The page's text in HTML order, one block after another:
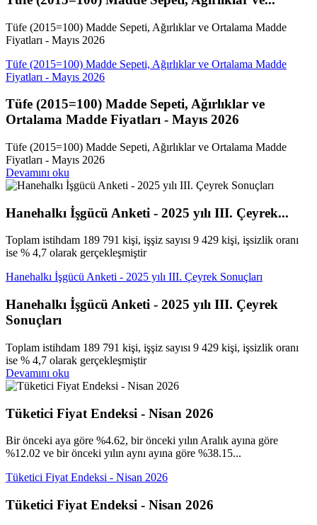
Tüfe (2015=100) Madde Sepeti, Ağırlıklar ve Ortalama Madde
Fiyatları - Mayıs 2026
Tüfe (2015=100) Madde Sepeti, Ağırlıklar ve Ortalama Madde
Fiyatları - Mayıs 2026
Tüfe (2015=100) Madde Sepeti, Ağırlıklar ve
Ortalama Madde Fiyatları - Mayıs 2026
Tüfe (2015=100) Madde Sepeti, Ağırlıklar ve Ortalama Madde
Fiyatları - Mayıs 2026
Devamını oku
Hanehalkı İşgücü Anketi - 2025 yılı III. Çeyrek...
Toplam istihdam 189 791 kişi, işşiz sayısı 9 429 kişi, işsizlik oranı
ise % 4,7 olarak gerçekleşmiştir
Hanehalkı İşgücü Anketi - 2025 yılı III. Çeyrek Sonuçları
Hanehalkı İşgücü Anketi - 2025 yılı III. Çeyrek
Sonuçları
Toplam istihdam 189 791 kişi, işşiz sayısı 9 429 kişi, işsizlik oranı
ise % 4,7 olarak gerçekleşmiştir
Devamını oku
Tüketici Fiyat Endeksi - Nisan 2026
Bir önceki aya göre %4.62, bir önceki yılın Aralık ayına göre
%12.02 ve bir önceki yılın aynı ayına göre %38.15...
Tüketici Fiyat Endeksi - Nisan 2026
Tüketici Fiyat Endeksi - Nisan 2026